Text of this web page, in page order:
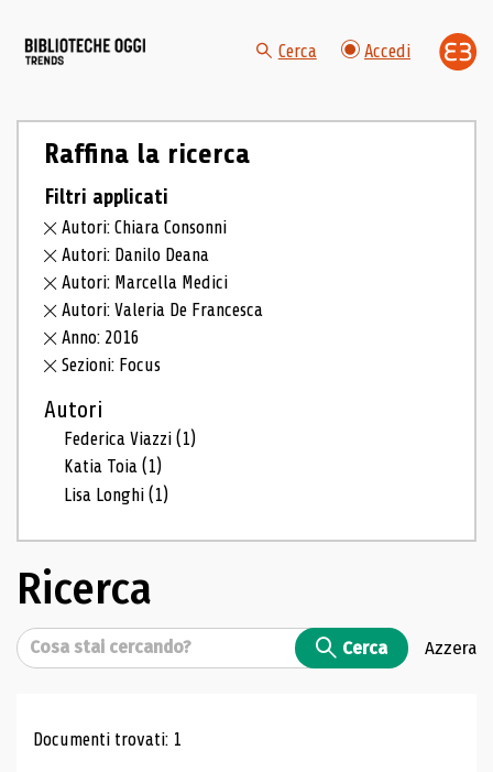
Cerca Accedi
Raffina la ricerca
Filtri applicati
Autori: Chiara Consonni
Autori: Danilo Deana
Autori: Marcella Medici
Autori: Valeria De Francesca
Anno: 2016
Sezioni: Focus
Autori
Federica Viazzi(1)
Katia Toia(1)
Lisa Longhi(1)
Ricerca
Cerca Cerca Azzera
Risultati di ricerca
Documenti trovati: 1